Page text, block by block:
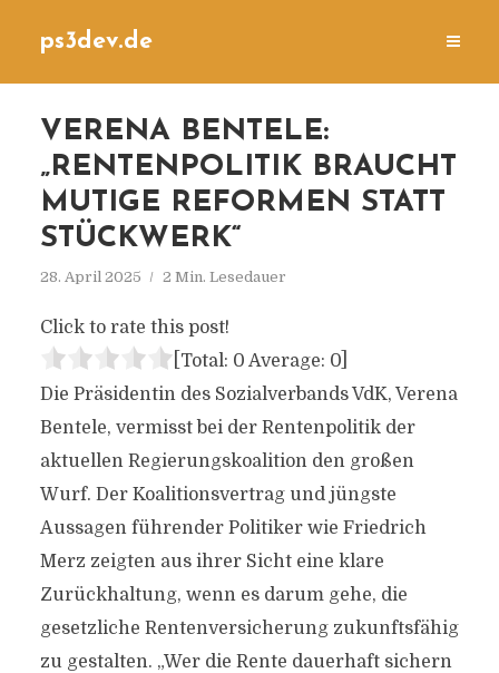
ps3dev.de
VERENA BENTELE:
„RENTENPOLITIK BRAUCHT
MUTIGE REFORMEN STATT
STÜCKWERK“
28. April 2025 2 Min. Lesedauer
Click to rate this post!
[Total: 0 Average: 0]
Die Präsidentin des Sozialverbands VdK, Verena
Bentele, vermisst bei der Rentenpolitik der
aktuellen Regierungskoalition den großen
Wurf. Der Koalitionsvertrag und jüngste
Aussagen führender Politiker wie Friedrich
Merz zeigten aus ihrer Sicht eine klare
Zurückhaltung, wenn es darum gehe, die
gesetzliche Rentenversicherung zukunftsfähig
zu gestalten. „Wer die Rente dauerhaft sichern